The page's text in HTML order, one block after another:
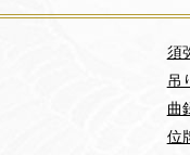
須
吊
曲
位